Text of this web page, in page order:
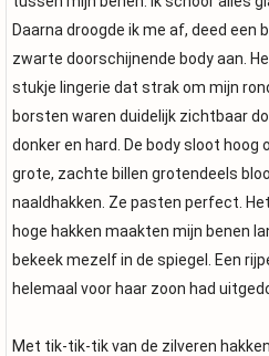
Daarna droogde ik me af, deed een
zwarte doorschijnende body aan.
stukje lingerie dat strak om mijn
borsten waren duidelijk zichtbaar
donker en hard. De body sloot hoog
grote, zachte billen grotendeels
naaldhakken. Ze pasten perfect.
hoge hakken maakten mijn benen
bekeek mezelf in de spiegel. Een
helemaal voor haar zoon had
Met tik-tik-tik van de zilveren